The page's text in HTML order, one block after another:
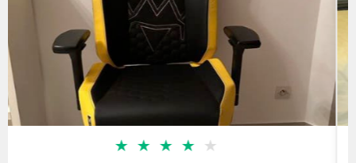
★ ★ ★ ★ ★